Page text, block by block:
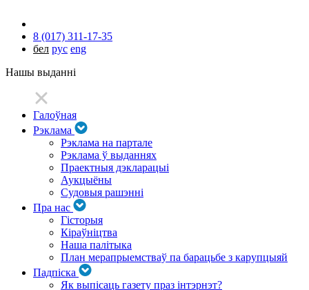
8 (017) 311-17-35
бел рус eng
Нашы выданні
Галоўная
Рэклама
Рэклама на партале
Рэклама ў выданнях
Праектныя дэкларацыі
Аукцыёны
Судовыя рашэнні
Пра нас
Гісторыя
Кіраўніцтва
Наша палітыка
План мерапрыемстваў па барацьбе з карупцыяй
Падпіска
Як выпісаць газету праз інтэрнэт?